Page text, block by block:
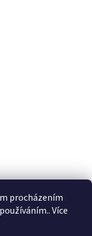
procházením
Více